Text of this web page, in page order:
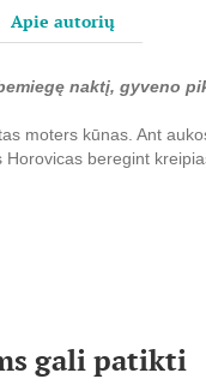
Apie autorių
naktį, gyveno
moters kūnas. Ant
Horovicas beregint
mažoje uolėtoje
gali patikti